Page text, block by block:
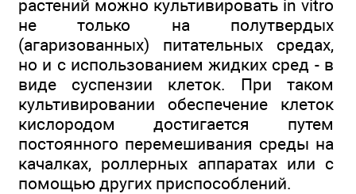
растений можно культивировать in vitro
не только на полутвердых
(агаризованных) питательных средах,
но и с использованием жидких сред - в
виде суспензии клеток. При таком
культивировании обеспечение клеток
кислородом достигается путем
постоянного перемешивания среды на
качалках, роллерных аппаратах или с
помощью других приспособлений.